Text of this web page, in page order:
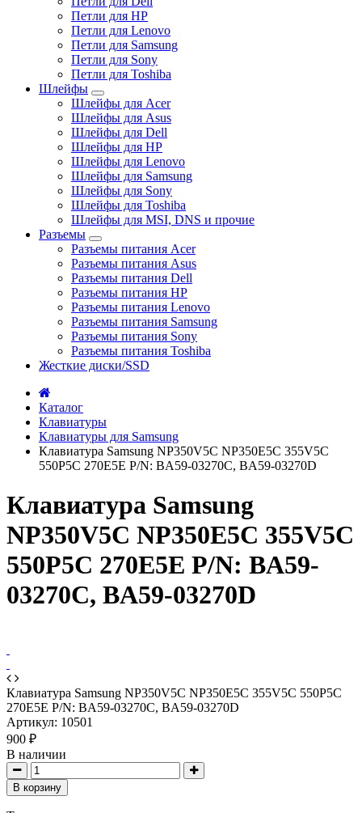
Петли для HP
Петли для Lenovo
Петли для Samsung
Петли для Sony
Петли для Toshiba
Шлейфы
Шлейфы для Acer
Шлейфы для Asus
Шлейфы для Dell
Шлейфы для HP
Шлейфы для Lenovo
Шлейфы для Samsung
Шлейфы для Sony
Шлейфы для Toshiba
Шлейфы для MSI, DNS и прочие
Разъемы
Разъемы питания Acer
Разъемы питания Asus
Разъемы питания Dell
Разъемы питания HP
Разъемы питания Lenovo
Разъемы питания Samsung
Разъемы питания Sony
Разъемы питания Toshiba
Жесткие диски/SSD
Каталог
Клавиатуры
Клавиатуры для Samsung
Клавиатура Samsung NP350V5C NP350E5С 355V5C
550P5C 270E5E P/N: BA59-03270C, BA59-03270D
Клавиатура Samsung
NP350V5C NP350E5С 355V5C
550P5C 270E5E P/N: BA59-
03270C, BA59-03270D
Клавиатура Samsung NP350V5C NP350E5С 355V5C 550P5C
270E5E P/N: BA59-03270C, BA59-03270D
Артикул: 10501
900 ₽
В наличии
В корзину